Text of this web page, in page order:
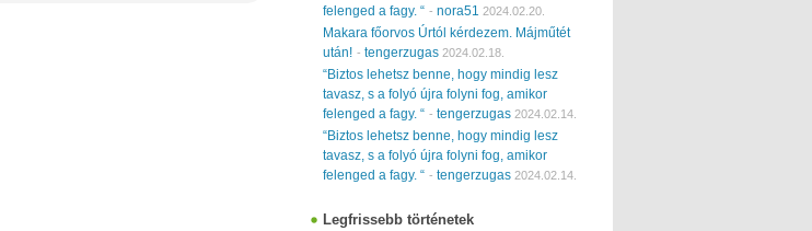
felenged a fagy. “ - nora51 2024.02.20.
Makara főorvos Úrtól kérdezem. Májműtét
után! - tengerzugas 2024.02.18.
“Biztos lehetsz benne, hogy mindig lesz
tavasz, s a folyó újra folyni fog, amikor
felenged a fagy. “ - tengerzugas 2024.02.14.
“Biztos lehetsz benne, hogy mindig lesz
tavasz, s a folyó újra folyni fog, amikor
felenged a fagy. “ - tengerzugas 2024.02.14.
Legfrissebb történetek